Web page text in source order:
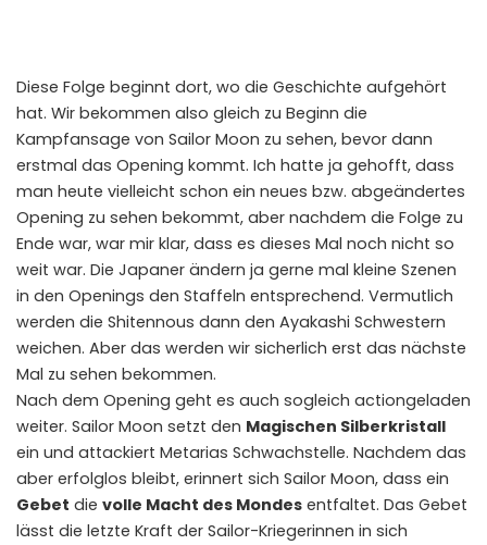
Diese Folge beginnt dort, wo die Geschichte aufgehört
hat. Wir bekommen also gleich zu Beginn die
Kampfansage von Sailor Moon zu sehen, bevor dann
erstmal das Opening kommt. Ich hatte ja gehofft, dass
man heute vielleicht schon ein neues bzw. abgeändertes
Opening zu sehen bekommt, aber nachdem die Folge zu
Ende war, war mir klar, dass es dieses Mal noch nicht so
weit war. Die Japaner ändern ja gerne mal kleine Szenen
in den Openings den Staffeln entsprechend. Vermutlich
werden die Shitennous dann den Ayakashi Schwestern
weichen. Aber das werden wir sicherlich erst das nächste
Mal zu sehen bekommen.
Nach dem Opening geht es auch sogleich actiongeladen
weiter. Sailor Moon setzt den Magischen Silberkristall
ein und attackiert Metarias Schwachstelle. Nachdem das
aber erfolglos bleibt, erinnert sich Sailor Moon, dass ein
Gebet die volle Macht des Mondes entfaltet. Das Gebet
lässt die letzte Kraft der Sailor-Kriegerinnen in sich